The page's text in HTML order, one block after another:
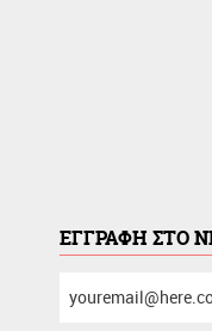
ΕΓΓΡΑΦΗ ΣΤΟ
το